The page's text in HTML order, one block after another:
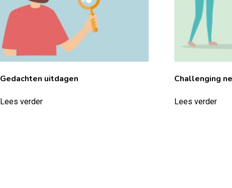
Gedachten uitdagen
Lees verder
Challenging
Lees verder